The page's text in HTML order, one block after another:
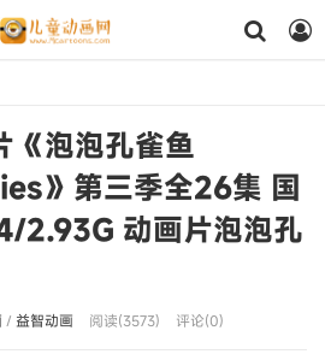
《泡泡孔雀鱼
》第三季全26集 国
2.93G 动画片泡泡孔
/ 益智动画 阅读(3573) 评论(0)